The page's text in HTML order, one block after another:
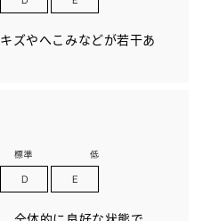
ズやへこみなどが若干あ